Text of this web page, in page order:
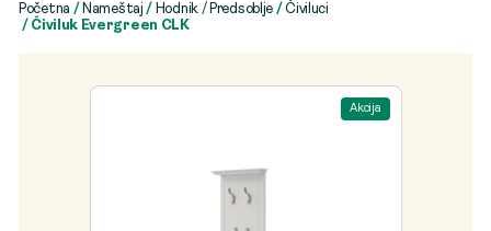
Početna / Nameštaj / Hodnik / Predsoblje /Čiviluci
/ Čiviluk Evergreen CLK
Akcija